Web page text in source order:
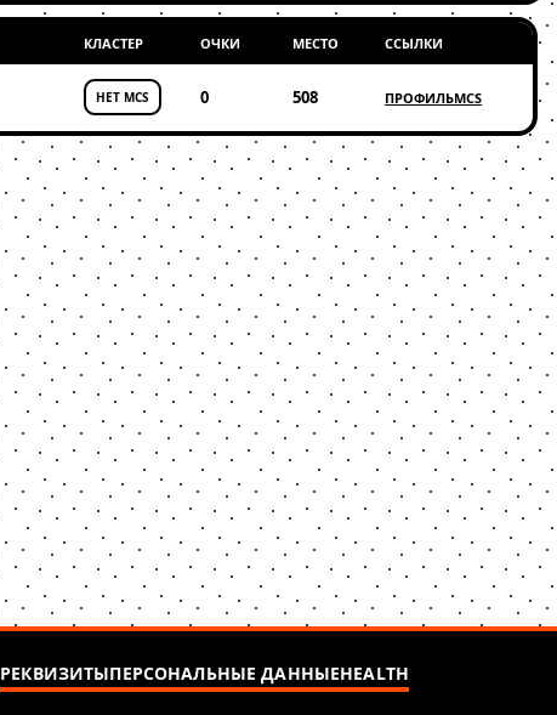
КЛАСТЕР ОЧКИ МЕСТО ССЫЛКИ
НЕТ MCS 0 508 ПРОФИЛЬMCS
РЕКВИЗИТЫПЕРСОНАЛЬНЫЕ ДАННЫЕHEALTH